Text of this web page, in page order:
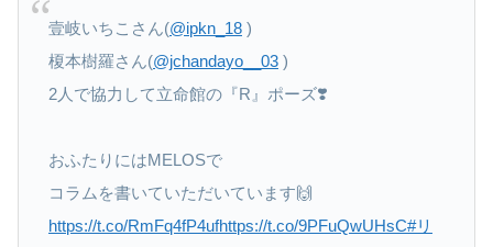
壹岐いちこさん(@ipkn_18 )
榎本樹羅さん(@jchandayo__03 )
2人で協力して立命館の『R』ポーズ❣️
おふたりにはMELOSで
コラムを書いていただいています🙌
https://t.co/RmFq4fP4ufhttps://t.co/9PFuQwUHsC#リ